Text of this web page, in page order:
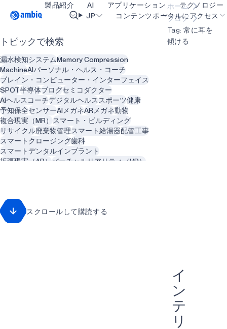
製品紹介 AI アプリケーション
インダストリアル・エッジ
スマート・リモコン
スマートホームとビル
スマートカード
ゲーミング
テクノロジー
JP コンテンツポータルにアクセス
ホーム
ブログ
Tag: 常に耳を
傾ける
イ
ン
テ
リ
トピックで検索
漏水検知システムMemory Compression
MachineAIパーソナル・ヘルス・コーチ
ブレイン・コンピューター・インターフェイス
SPOT半導体ブログセミコダクター
AIヘルスコーチデジタルヘルス スポーツ健康
予知保全センサーAIメガネARメガネ動物
複合現実（MR）
スマート・ビルディング
リサイクル廃棄物管理スマート給湯器配管工事
スマートクロージング歯科
スマートデンタルインプラント
拡張現実（AR）
バーチャルリアリティ（VR）
回転数再生可能エネルギー
クリーン・エネルギー持続可能性
アグテック
スクロールして購読する
Video title